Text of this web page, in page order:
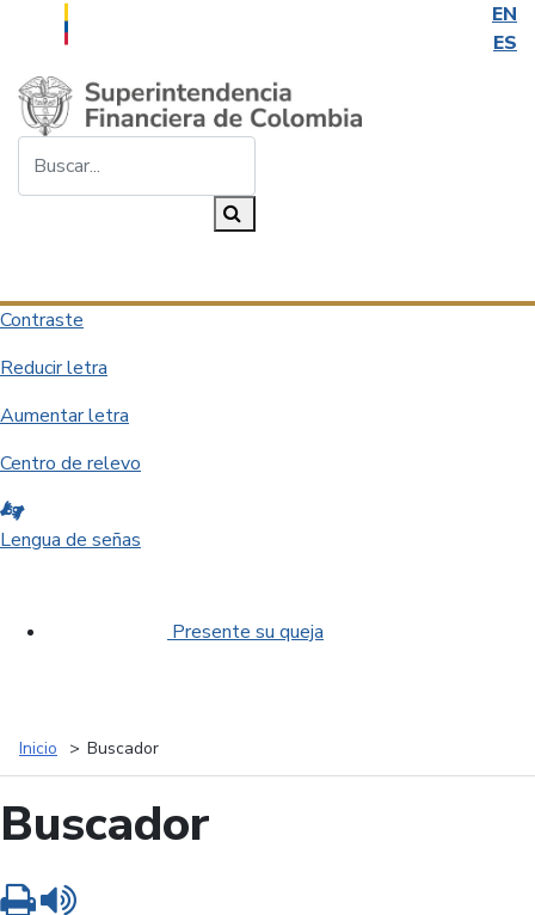
EN
ES
Saltar al contenido principal
Contraste
Reducir letra
Aumentar letra
Centro de relevo
Lengua de señas
Presente su queja
Inicio Buscador
Buscador
Imprimir